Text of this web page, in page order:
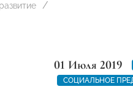
01 Июля 2019
СОЦИАЛЬНОЕ